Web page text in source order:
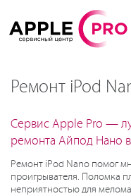
Ремонт iPod
Сервис Apple Pro —
ремонта Айпод Нано
Ремонт iPod Nano помог
проигрывателя. Поломка
неприятностью для